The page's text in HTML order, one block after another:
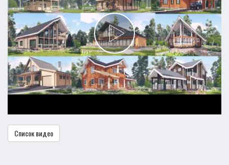
Список видео